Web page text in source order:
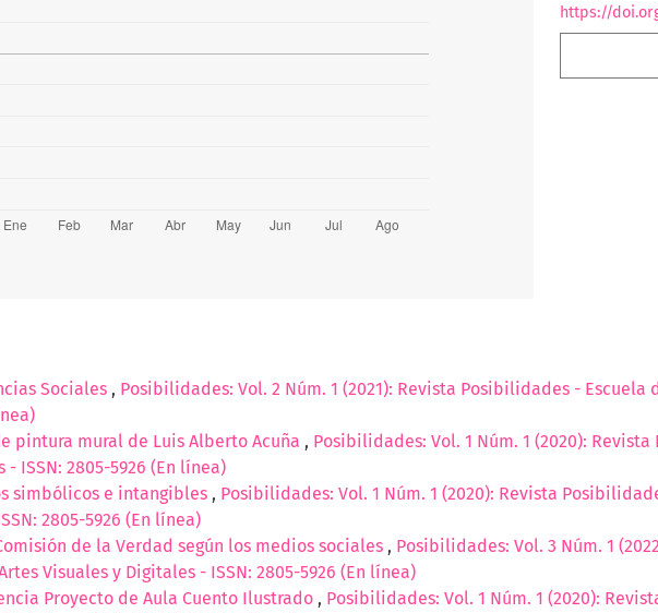
https://
Sociales , Posibilidades: Vol. 2 Núm. 1 (2021): Revista Posibilidades - Escuela
pintura mural de Luis Alberto Acuña , Posibilidades: Vol. 1 Núm. 1 (2020):
ISSN: 2805-5926 (En línea)
simbólicos e intangibles , Posibilidades: Vol. 1 Núm. 1 (2020): Revista
2805-5926 (En línea)
de la Verdad según los medios sociales , Posibilidades: Vol. 3 Núm. 1
Visuales y Digitales - ISSN: 2805-5926 (En línea)
Proyecto de Aula Cuento Ilustrado , Posibilidades: Vol. 1 Núm. 1 (2020):